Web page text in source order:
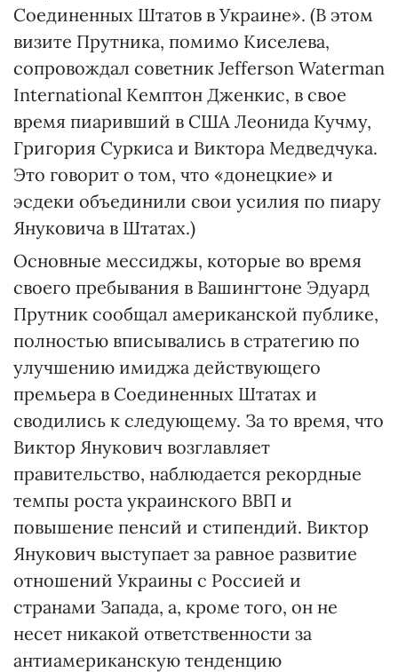
Соединенных Штатов в Украине». (В этом
визите Прутника, помимо Киселева,
сопровождал советник Jefferson Waterman
International Кемптон Дженкис, в свое
время пиаривший в США Леонида Кучму,
Григория Суркиса и Виктора Медведчука.
Это говорит о том, что «донецкие» и
эсдеки объединили свои усилия по пиару
Януковича в Штатах.)
Основные мессиджы, которые во время
своего пребывания в Вашингтоне Эдуард
Прутник сообщал американской публике,
полностью вписывались в стратегию по
улучшению имиджа действующего
премьера в Соединенных Штатах и
сводились к следующему. За то время, что
Виктор Янукович возглавляет
правительство, наблюдается рекордные
темпы роста украинского ВВП и
повышение пенсий и стипендий. Виктор
Янукович выступает за равное развитие
отношений Украины с Россией и
странами Запада, а, кроме того, он не
несет никакой ответственности за
антиамериканскую тенденцию